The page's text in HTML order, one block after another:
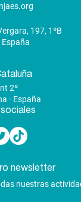
197, 1ºB
2º
· España
TikTok
newsletter
nuestras